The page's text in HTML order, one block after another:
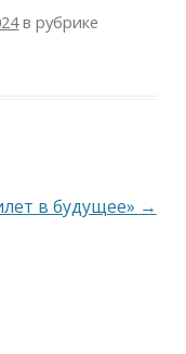
в рубрике
в будущее» →